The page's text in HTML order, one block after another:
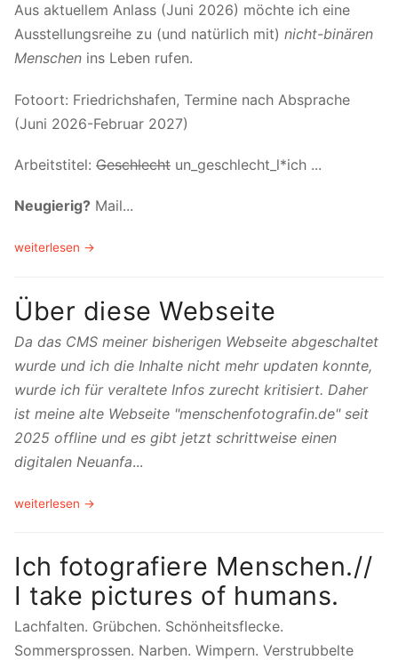
Aus aktuellem Anlass (Juni 2026) möchte ich eine
Ausstellungsreihe zu (und natürlich mit) nicht-binären
Menschen ins Leben rufen.
Fotoort: Friedrichshafen, Termine nach Absprache
(Juni 2026-Februar 2027)
Arbeitstitel: Geschlecht un_geschlecht_l*ich ...
Neugierig? Mail...
weiterlesen →
Über diese Webseite
Da das CMS meiner bisherigen Webseite abgeschaltet
wurde und ich die Inhalte nicht mehr updaten konnte,
wurde ich für veraltete Infos zurecht kritisiert. Daher
ist meine alte Webseite "menschenfotografin.de" seit
2025 offline und es gibt jetzt schrittweise einen
digitalen Neuanfa...
weiterlesen →
Ich fotografiere Menschen.//
I take pictures of humans.
Lachfalten. Grübchen. Schönheitsflecke.
Sommersprossen. Narben. Wimpern. Verstrubbelte